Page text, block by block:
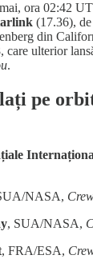
ora 02:42
(17.36),
din
ulterior
.
pe
NASA,
, SUA/NASA,
, FRA/ESA,